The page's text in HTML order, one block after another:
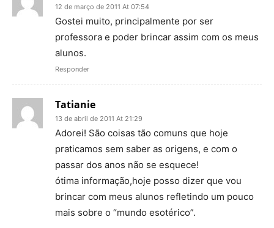
12 de março de 2011 At 07:54
Gostei muito, principalmente por ser
professora e poder brincar assim com os meus
alunos.
Responder
Tatianie
13 de abril de 2011 At 21:29
Adorei! São coisas tão comuns que hoje
praticamos sem saber as origens, e com o
passar dos anos não se esquece!
ótima informação,hoje posso dizer que vou
brincar com meus alunos refletindo um pouco
mais sobre o “mundo esotérico”.